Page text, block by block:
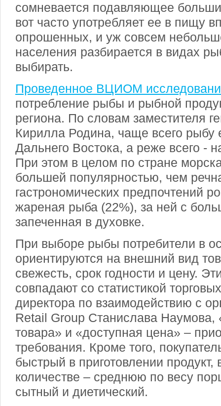
сомневается подавляющее
вот часто употребляет ее в пищу
опрошенных, и уж совсем
населения разбирается в видах
выбирать.
Проведенное ВЦИОМ
потребление рыбы и рыбной
региона. По словам заместителя
Кирилла Родина, чаще всего рыбу
Дальнего Востока, а реже всего -
При этом в целом по стране
большей популярностью, чем
гастрономических предпочтений
жареная рыба (22%), за ней с
запеченная в духовке.
При выборе рыбы потребители в
ориентируются на внешний вид
свежесть, срок годности и цену.
совпадают со статистикой
директора по взаимодействию с
Retail Group Станислава Наумова,
товара» и «доступная цена» –
требования. Кроме того,
быстрый в приготовлении
количестве – среднюю по весу
сытный и диетический.